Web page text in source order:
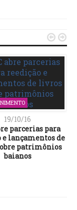
19/10/16
parcerias para
e lançamentos de
patrimônios
baianos
 